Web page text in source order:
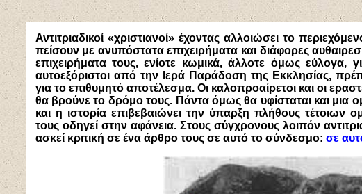
Αντιτριαδικοί «χριστιανοί» έχοντας αλλοιώσει το
πείσουν με ανυπόστατα επιχειρήματα και διάφορες
επιχειρήματα τους, ενίοτε κωμικά, άλλοτε όμως εύλογα,
αυτοεξόριστοι από την Ιερά Παράδοση της Εκκλησίας,
για το επιθυμητό αποτέλεσμα. Οι καλοπροαίρετοι και οι
θα βρούνε το δρόμο τους. Πάντα όμως θα υφίσταται και μια
και η ιστορία επιβεβαιώνει την ύπαρξη πλήθους
τους οδηγεί στην αφάνεια. Στους σύγχρονους λοιπόν
ασκεί κριτική σε ένα άρθρο τους σε αυτό το σύνδεσμο: σε